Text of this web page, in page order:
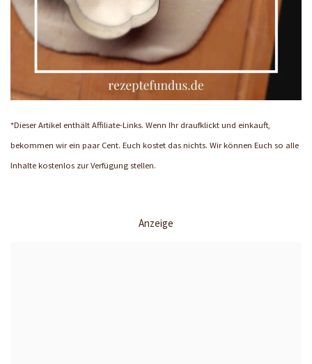
*Dieser Artikel enthält Affiliate-Links. Wenn Ihr draufklickt und einkauft,
bekommen wir ein paar Cent. Euch kostet das nichts. Wir können Euch so alle
Inhalte kostenlos zur Verfügung stellen.
Anzeige